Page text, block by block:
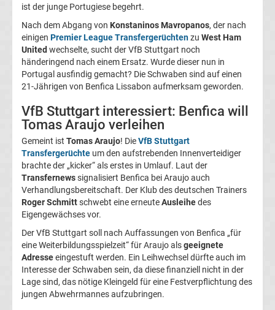
Transfergerüchte
1.
FC
Magdeburg
Transfergerüchte
1.
FC
Nürnberg
Transfergerüchte
1.
ist der junge Portugiese begehrt.
Nach dem Abgang von Konstaninos Mavropanos, der nach
einigen Premier League Transfergerüchtenzu West Ham
United wechselte, sucht der VfB Stuttgart noch
händeringend nach einem Ersatz. Wurde dieser nun in
Portugal ausfindig gemacht? Die Schwaben sind auf einen
21-Jährigen von Benfica Lissabon aufmerksam geworden.
VfB Stuttgart interessiert: Benfica will
Tomas Araujo verleihen
Gemeint ist Tomas Araujo! DieVfB Stuttgart
Transfergerüchte um den aufstrebenden Innenverteidiger
brachte der „kicker“ als erstes in Umlauf. Laut der
Transfernewssignalisiert Benfica bei Araujo auch
Verhandlungsbereitschaft. Der Klub des deutschen Trainers
Roger Schmittschwebt eine erneuteAusleihedes
Eigengewächses vor.
Der VfB Stuttgart soll nach Auffassungen von Benfica „für
eine Weiterbildungsspielzeit“ für Araujo alsgeeignete
Adresseeingestuft werden. Ein Leihwechsel dürfte auch im
Interesse der Schwaben sein, da diese finanziell nicht in der
Lage sind, das nötige Kleingeld für eine Festverpflichtung des
jungen Abwehrmannes aufzubringen.